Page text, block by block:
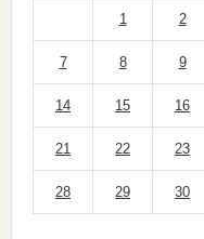
1 2
7 8 9
14 15 16
21 22 23
28 29 30